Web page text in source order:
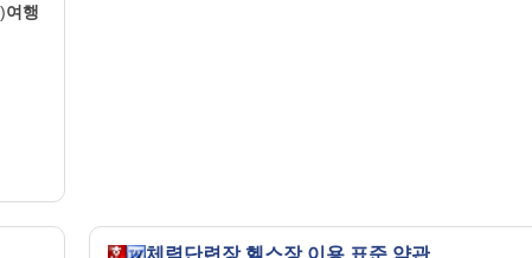
여행
체력단련장 헬스장 이용 표준 약관